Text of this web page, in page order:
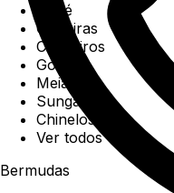
Boné
Carteiras
Chaveiros
Gorros
Meias
Sunga
Chinelos
Ver todos
Bermudas